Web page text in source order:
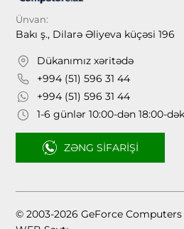
Ünvan:
Bakı ş., Dilarə Əliyeva küçəsi 196
Dükanımız xəritədə
+994 (51) 596 31 44
+994 (51) 596 31 44
1-6 günlər 10:00-dən 18:00-dək
ZƏNG SIFARIŞI
© 2003-2026 GeForce Computers